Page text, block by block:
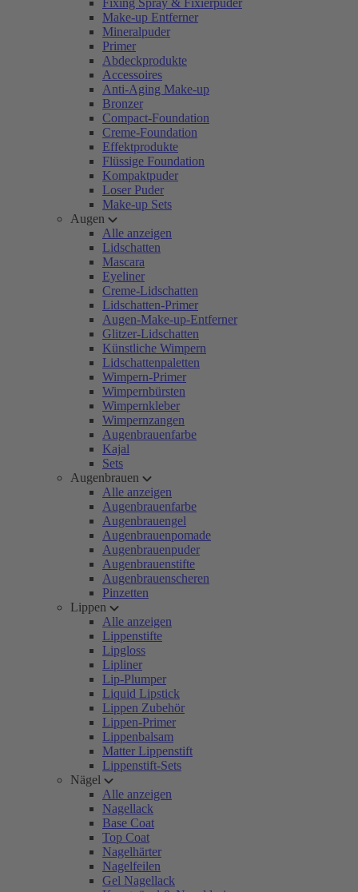
Fixing Spray & Fixierpuder
Make-up Entferner
Mineralpuder
Primer
Abdeckprodukte
Accessoires
Anti-Aging Make-up
Bronzer
Compact-Foundation
Creme-Foundation
Effektprodukte
Flüssige Foundation
Kompaktpuder
Loser Puder
Make-up Sets
Augen
Alle anzeigen
Lidschatten
Mascara
Eyeliner
Creme-Lidschatten
Lidschatten-Primer
Augen-Make-up-Entferner
Glitzer-Lidschatten
Künstliche Wimpern
Lidschattenpaletten
Wimpern-Primer
Wimpernbürsten
Wimpernkleber
Wimpernzangen
Augenbrauenfarbe
Kajal
Sets
Augenbrauen
Alle anzeigen
Augenbrauenfarbe
Augenbrauengel
Augenbrauenpomade
Augenbrauenpuder
Augenbrauenstifte
Augenbrauenscheren
Pinzetten
Lippen
Alle anzeigen
Lippenstifte
Lipgloss
Lipliner
Lip-Plumper
Liquid Lipstick
Lippen Zubehör
Lippen-Primer
Lippenbalsam
Matter Lippenstift
Lippenstift-Sets
Nägel
Alle anzeigen
Nagellack
Base Coat
Top Coat
Nagelhärter
Nagelfeilen
Gel Nagellack